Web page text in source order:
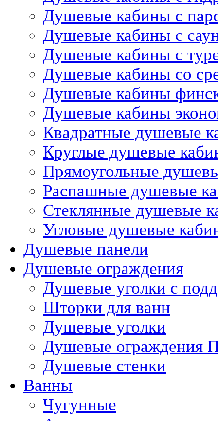
Душевые кабины с
Душевые кабины с
Душевые кабины с
Душевые кабины со
Душевые кабины
Душевые кабины
Квадратные душевые
Круглые душевые
Прямоугольные
Распашные душевые
Стеклянные душевые
Угловые душевые
Душевые панели
Душевые ограждения
Душевые уголки с
Шторки для ванн
Душевые уголки
Душевые ограждения
Душевые стенки
Ванны
Чугунные